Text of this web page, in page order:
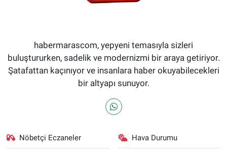
habermarascom, yepyeni temasıyla sizleri
buluştururken, sadelik ve modernizmi bir araya getiriyor.
Şatafattan kaçınıyor ve insanlara haber okuyabilecekleri
bir altyapı sunuyor.
Nöbetçi Eczaneler Hava Durumu